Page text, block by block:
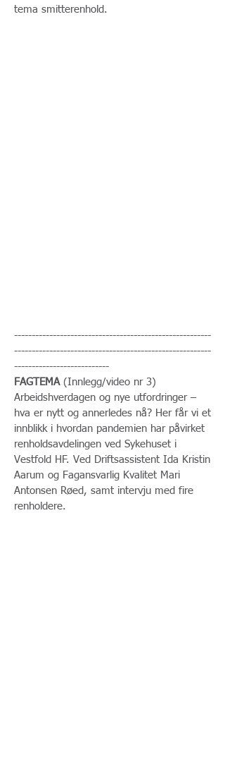
tema smitterenhold.
--------------------------------------------------------
--------------------------------------------------------
---------------------------
FAGTEMA (Innlegg/video nr 3)
Arbeidshverdagen og nye utfordringer –
hva er nytt og annerledes nå? Her får vi et
innblikk i hvordan pandemien har påvirket
renholdsavdelingen ved Sykehuset i
Vestfold HF. Ved Driftsassistent Ida Kristin
Aarum og Fagansvarlig Kvalitet Mari
Antonsen Røed, samt intervju med fire
renholdere.